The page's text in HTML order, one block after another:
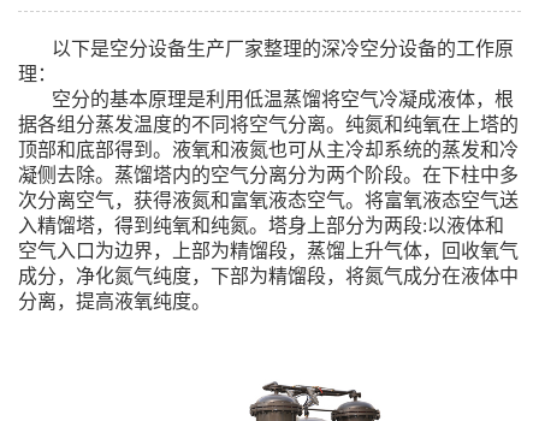
以下是空分设备生产厂家整理的深冷空分设备的工作原
理：
空分的基本原理是利用低温蒸馏将空气冷凝成液体，根
据各组分蒸发温度的不同将空气分离。纯氮和纯氧在上塔的
顶部和底部得到。液氧和液氮也可从主冷却系统的蒸发和冷
凝侧去除。蒸馏塔内的空气分离分为两个阶段。在下柱中多
次分离空气，获得液氮和富氧液态空气。将富氧液态空气送
入精馏塔，得到纯氧和纯氮。塔身上部分为两段:以液体和
空气入口为边界，上部为精馏段，蒸馏上升气体，回收氧气
成分，净化氮气纯度，下部为精馏段，将氮气成分在液体中
分离，提高液氧纯度。